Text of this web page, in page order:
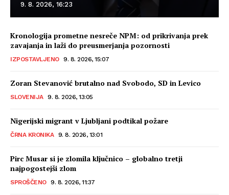
9. 8. 2026, 16:23
Kronologija prometne nesreče NPM: od prikrivanja prek
zavajanja in laži do preusmerjanja pozornosti
IZPOSTAVLJENO 9. 8. 2026, 15:07
Zoran Stevanović brutalno nad Svobodo, SD in Levico
SLOVENIJA 9. 8. 2026, 13:05
Nigerijski migrant v Ljubljani podtikal požare
ČRNA KRONIKA 9. 8. 2026, 13:01
Pirc Musar si je zlomila ključnico – globalno tretji
najpogostejši zlom
SPROŠČENO 9. 8. 2026, 11:37